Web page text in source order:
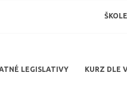
LEGISLATIVY KURZ DLE